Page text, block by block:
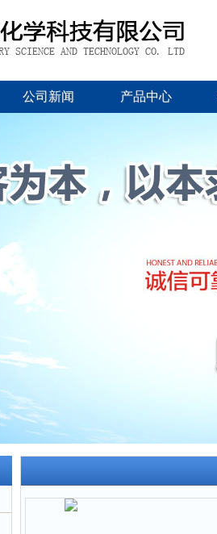
公司新闻 产品中心